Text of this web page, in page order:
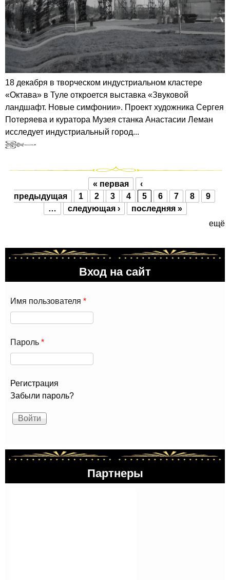
18 декабря в творческом индустриальном кластере
«Октава» в Туле откроется выставка «Звуковой
ландшафт. Новые симфонии». Проект художника Сергея
Потеряева и куратора Музея станка Анастасии Леман
исследует индустриальный город...
Страницы
« первая
‹
предыдущая
1 2 3 4 5 6 7 8
9
…
следующая ›
последняя »
ещё
Вход на сайт
Имя пользователя *
Пароль *
Регистрация
Забыли пароль?
Партнеры